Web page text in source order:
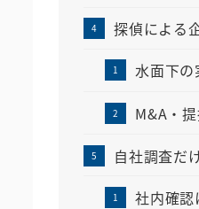
探偵による
水面下の
M&A・
自社調査だ
社内確認